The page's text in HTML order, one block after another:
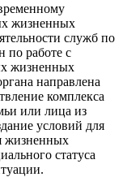
жизненных
служб по
по работе с
жизненных
направлена
комплекса
или лица из
условий для
жизненных
статуса